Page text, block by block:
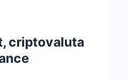
criptovaluta